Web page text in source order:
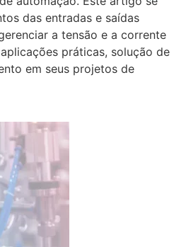
das entradas e saídas
a tensão e a corrente
práticas, solução de
em seus projetos de